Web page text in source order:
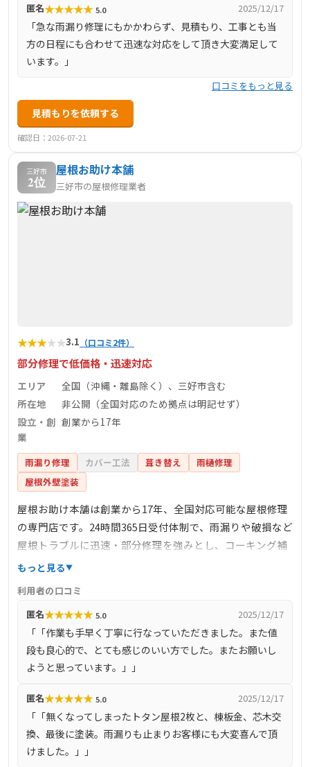
匿名★★★★★ 5.0 2025/12/17
「急な雨漏り修理にもかかわらず、見積もり、工事とも当
方の日程にも合わせて迅速な対応をして頂き大変満足して
います。」
口コミをもっと見る
見積もりを依頼する
確認日：2026-07-21
三好市
2位
屋根お助け本舗
三好市の屋根修理業者
★★★★★3.1 （口コミ2件）
部分修理で低価格・迅速対応
エリア
全国（沖縄・離島除く）、三好市含む
所在地
非公開（全国対応のため拠点は明記せず）
設立・創
業
創業から17年
雨漏り修理 カバー工法 葺き替え
雨樋修理
屋根外壁塗装
屋根お助け本舗は創業から17年、全国対応可能な屋根修理
の専門店です。24時間365日受付体制で、雨漏りや破損など
屋根トラブルに迅速・部分修理を強みとし、コーキング補
修・瓦屋根・雨樋修理など細部に対応可能。費用面でも
とで地元でも高評価。通話無料の相談窓口や、低価格なが
ら技術力を活かした施工でリピーターも多く、安心して任
せられる体制が整っています。
もっと見る
利用者の口コミ
匿名★★★★★ 5.0 2025/12/17
「「作業も手早く丁寧に行なっていただきました。また値
段も良心的で、とても感じのいい方でした。またお願いし
ようと思っています。」」
匿名★★★★★ 5.0 2025/12/17
「「無くなってしまったトタン屋根2枚と、棟板金、芯木交
換、最後に塗装。雨漏りも止まりお客様にも大変喜んで頂
けました。」」